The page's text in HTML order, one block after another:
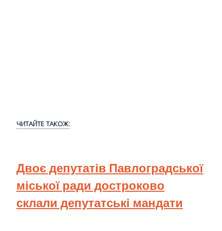
ЧИТАЙТЕ ТАКОЖ:
Двоє депутатів Павлоградської
міської ради достроково
склали депутатські мандати